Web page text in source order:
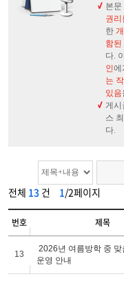
본문
권
한
함된
다.
인에
는
있음
게시
스
다.
전체 13 건 1/2페이지
번호 제목
13
2026년 여름방학 중 맞
운영 안내